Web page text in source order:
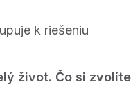
k riešeniu
život. Čo si zvolíte